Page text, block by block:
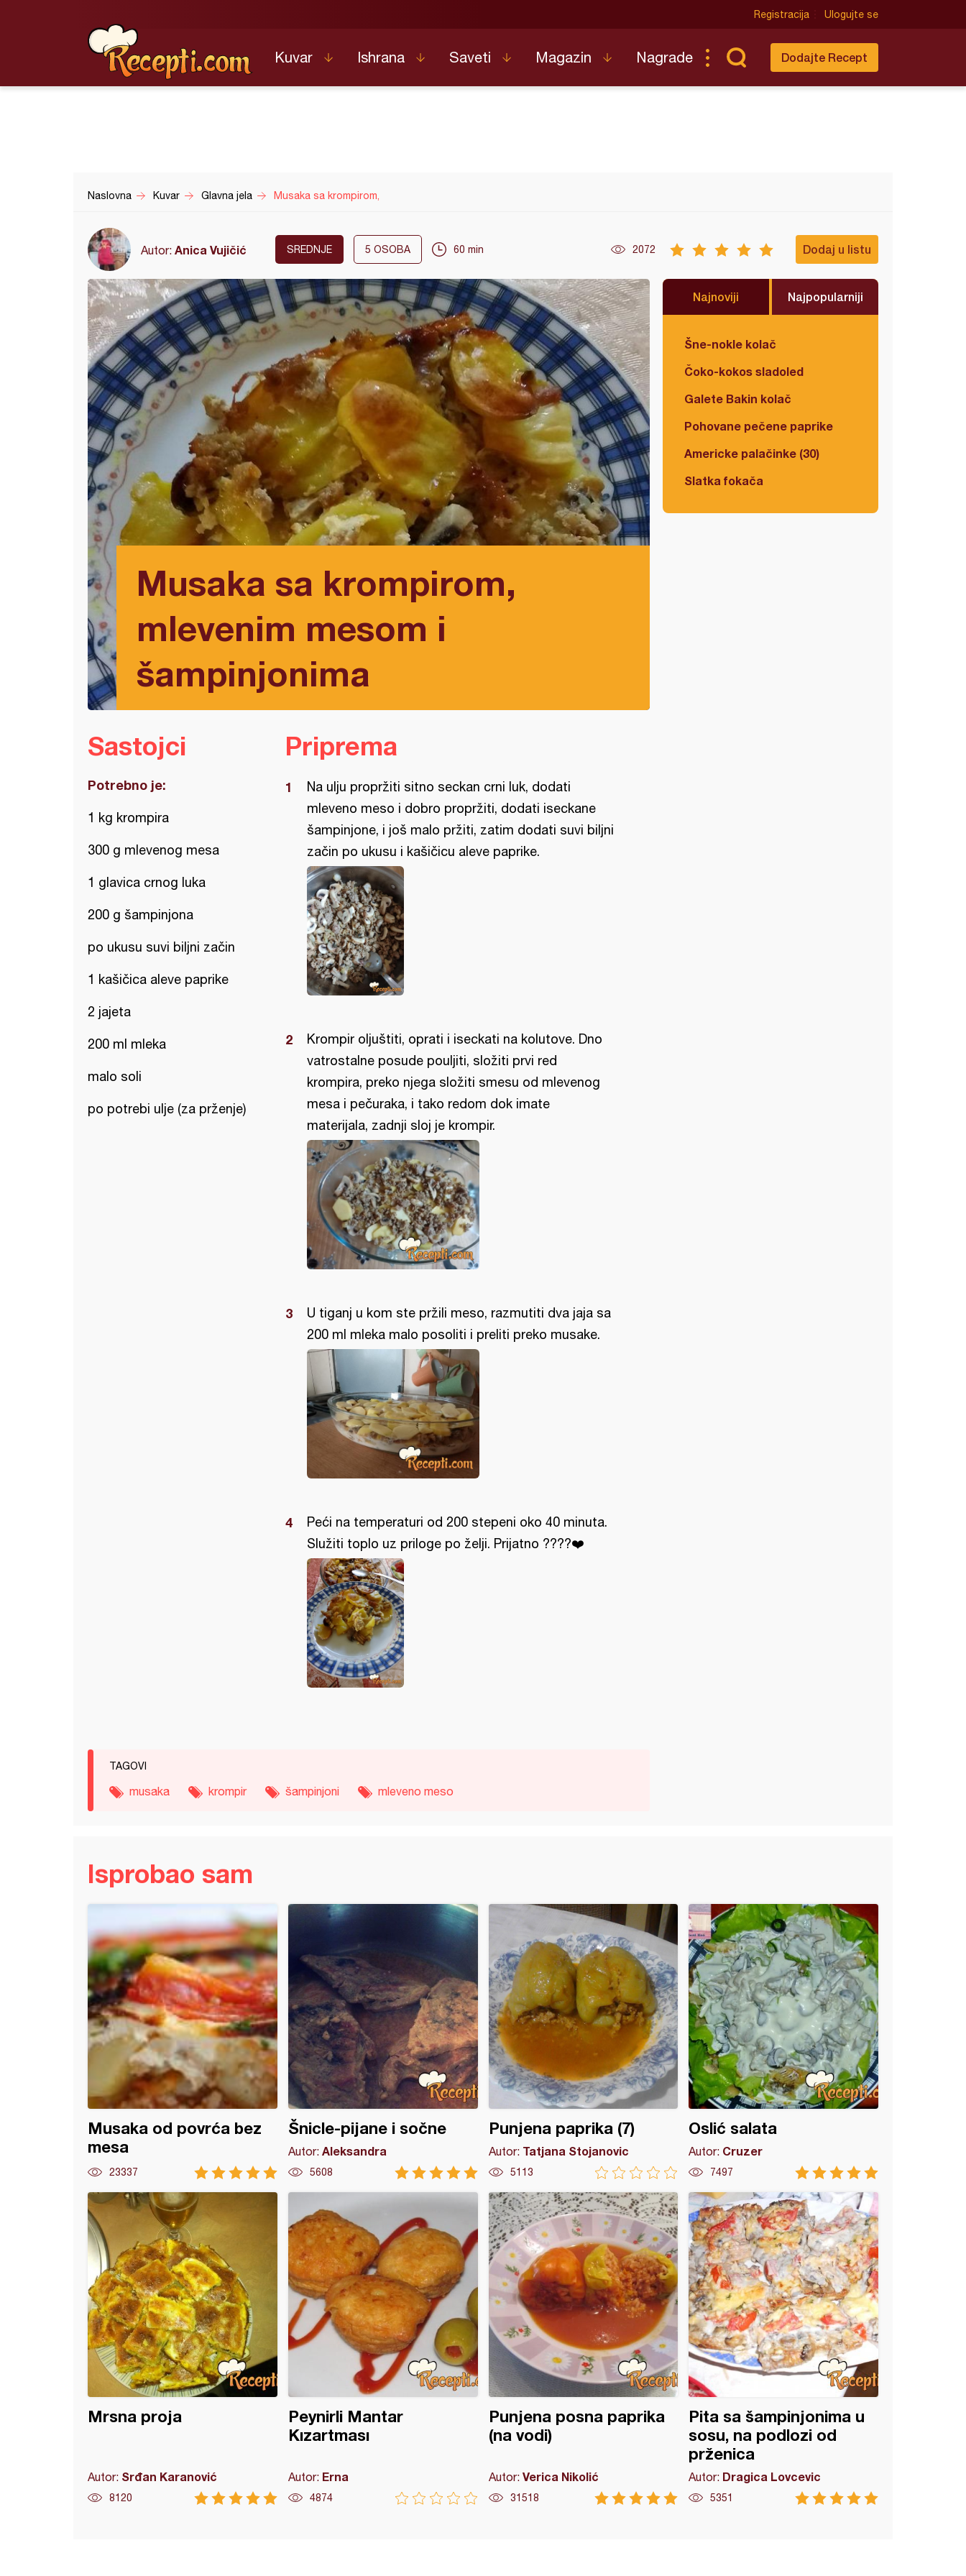
Registracija Ulogujte se
Kuvar Ishrana Saveti Magazin Nagrade Dodajte Recept
Naslovna Kuvar Glavna jela Musaka sa krompirom,
Autor: Anica Vujičić SREDNJE 5 OSOBA 60 min 2072 Dodaj u listu
Musaka sa krompirom,
mlevenim mesom i
šampinjonima
Najnoviji Najpopularniji
Šne-nokle kolač
Čoko-kokos sladoled
Galete Bakin kolač
Pohovane pečene paprike
Americke palačinke (30)
Slatka fokača
Sastojci
Potrebno je:
1 kg krompira
300 g mlevenog mesa
1 glavica crnog luka
200 g šampinjona
po ukusu suvi biljni začin
1 kašičica aleve paprike
2 jajeta
200 ml mleka
malo soli
po potrebi ulje (za prženje)
Priprema
Na ulju propržiti sitno seckan crni luk, dodati
mleveno meso i dobro propržiti, dodati iseckane
šampinjone, i još malo pržiti, zatim dodati suvi biljni
začin po ukusu i kašičicu aleve paprike.
Krompir oljuštiti, oprati i iseckati na kolutove. Dno
vatrostalne posude pouljiti, složiti prvi red
krompira, preko njega složiti smesu od mlevenog
mesa i pečuraka, i tako redom dok imate
materijala, zadnji sloj je krompir.
U tiganj u kom ste pržili meso, razmutiti dva jaja sa
200 ml mleka malo posoliti i preliti preko musake.
Peći na temperaturi od 200 stepeni oko 40 minuta.
Služiti toplo uz priloge po želji. Prijatno ????❤️
TAGOVI
musaka krompir šampinjoni mleveno meso
Isprobao sam
Musaka od povrća bez
mesa
23337
Šnicle-pijane i sočne
Autor: Aleksandra
5608
Punjena paprika (7)
Autor: Tatjana Stojanovic
5113
Oslić salata
Autor: Cruzer
7497
Mrsna proja
Autor: Srđan Karanović
8120
Peynirli Mantar
Kızartması
Autor: Erna
4874
Punjena posna paprika
(na vodi)
Autor: Verica Nikolić
31518
Pita sa šampinjonima u
sosu, na podlozi od
prženica
Autor: Dragica Lovcevic
5351
šampinjonima u sosu, na podlozi od prženica